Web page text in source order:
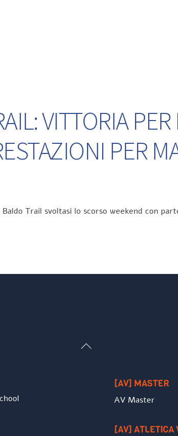
VITTORIA
PER
Trail svoltasi lo scorso weekend con
Back
[AV] MASTER
AV Master
[AV] ATLETICA